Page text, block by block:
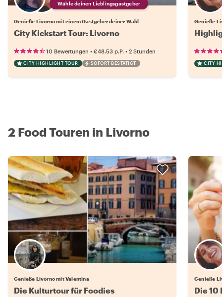
Wähle deinen Lieblingsgastgeber
Genieße Livorno mit einem Gastgeber deiner Wahl
City Kickstart Tour: Livorno
10 Bewertungen • €48.53 p.P. • 2 Stunden
CITY HIGHLIGHT TOUR SOFORT BESTÄTIGT
Genieße
CITY
2 Food Touren in Livorno
Genieße Livorno mit Valentina
Die Kulturtour für Foodies
Genieße
Die 10